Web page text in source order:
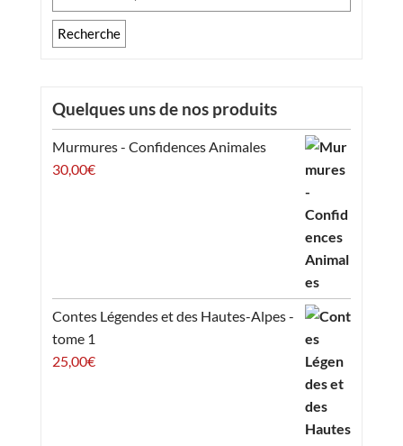
pour :
Recherche
Quelques uns de nos produits
Murmures - Confidences Animales
30,00€
Contes Légendes et des Hautes-Alpes -
tome 1
25,00€